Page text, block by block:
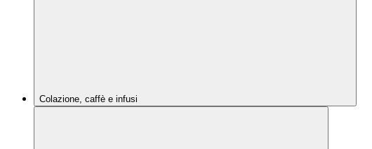
Colazione, caffè e infusi